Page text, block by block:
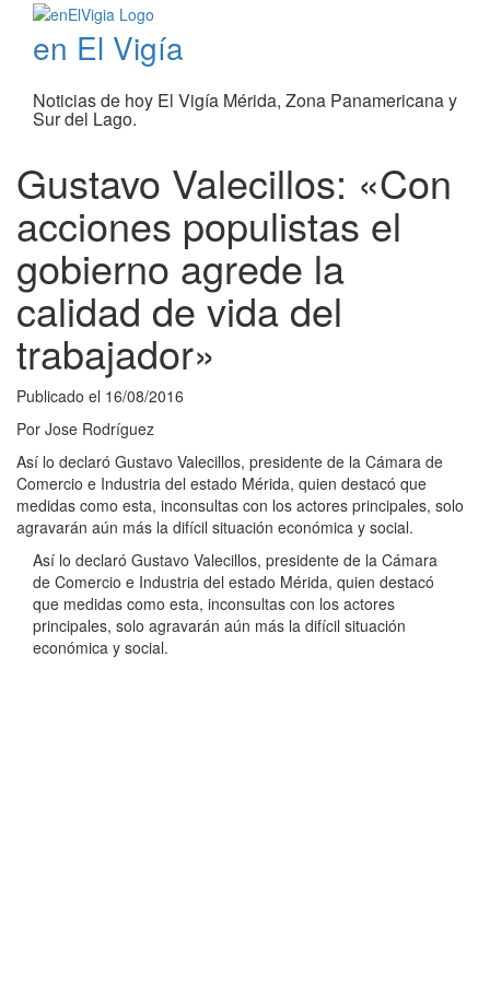
en El Vigía
Noticias de hoy El Vigía Mérida, Zona Panamericana y
Sur del Lago.
Gustavo Valecillos: «Con
acciones populistas el
gobierno agrede la
calidad de vida del
trabajador»
Publicado el 16/08/2016
Por Jose Rodríguez
Así lo declaró Gustavo Valecillos, presidente de la Cámara de
Comercio e Industria del estado Mérida, quien destacó que
medidas como esta, inconsultas con los actores principales, solo
agravarán aún más la difícil situación económica y social.
Así lo declaró Gustavo Valecillos, presidente de la Cámara
de Comercio e Industria del estado Mérida, quien destacó
que medidas como esta, inconsultas con los actores
principales, solo agravarán aún más la difícil situación
económica y social.